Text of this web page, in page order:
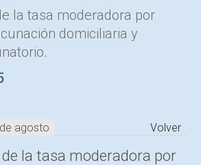
la tasa moderadora por
domiciliaria y
.
agosto Volver
la tasa moderadora por